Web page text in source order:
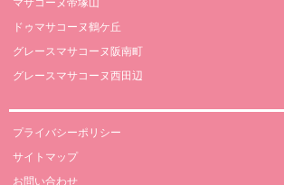
ドゥマサコーヌ鶴ケ丘
グレースマサコーヌ阪南町
グレースマサコーヌ西田辺
プライバシーポリシー
サイトマップ
お問い合わせ